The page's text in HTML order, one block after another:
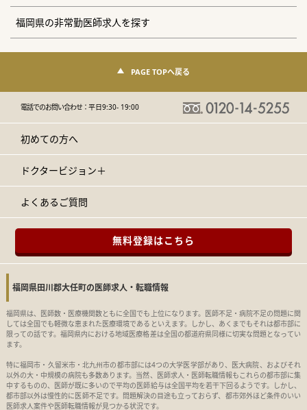
福岡県の非常勤医師求人を探す
PAGE TOPへ戻る
電話でのお問い合わせ：平日9:30- 19:00
初めての方へ
ドクタービジョン＋
よくあるご質問
無料登録はこちら
福岡県田川郡大任町の医師求人・転職情報
福岡県は、医師数・医療機関数ともに全国でも上位になります。医師不足・病院不足の問題に関
しては全国でも軽微な恵まれた医療環境であるといえます。しかし、あくまでもそれは都市部に
限っての話です。福岡県内における地域医療格差は全国の都道府県同様に切実な問題となってい
ます。
特に福岡市・久留米市・北九州市の都市部には4つの大学医学部があり、医大病院、およびそれ
以外の大・中規模の病院も多数あります。当然、医師求人・医師転職情報もこれらの都市部に集
中するものの、医師が既に多いので平均の医師給与は全国平均を若干下回るようです。しかし、
都市部以外は慢性的に医師不足です。問題解決の目途も立っておらず、都市郊外ほど条件のいい
医師求人案件や医師転職情報が見つかる状況です。